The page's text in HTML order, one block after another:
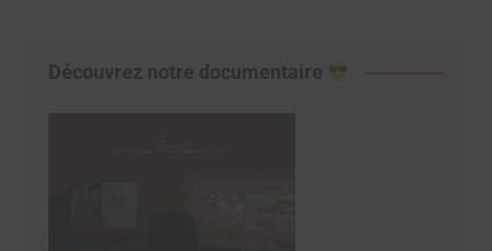
Découvrez notre documentaire